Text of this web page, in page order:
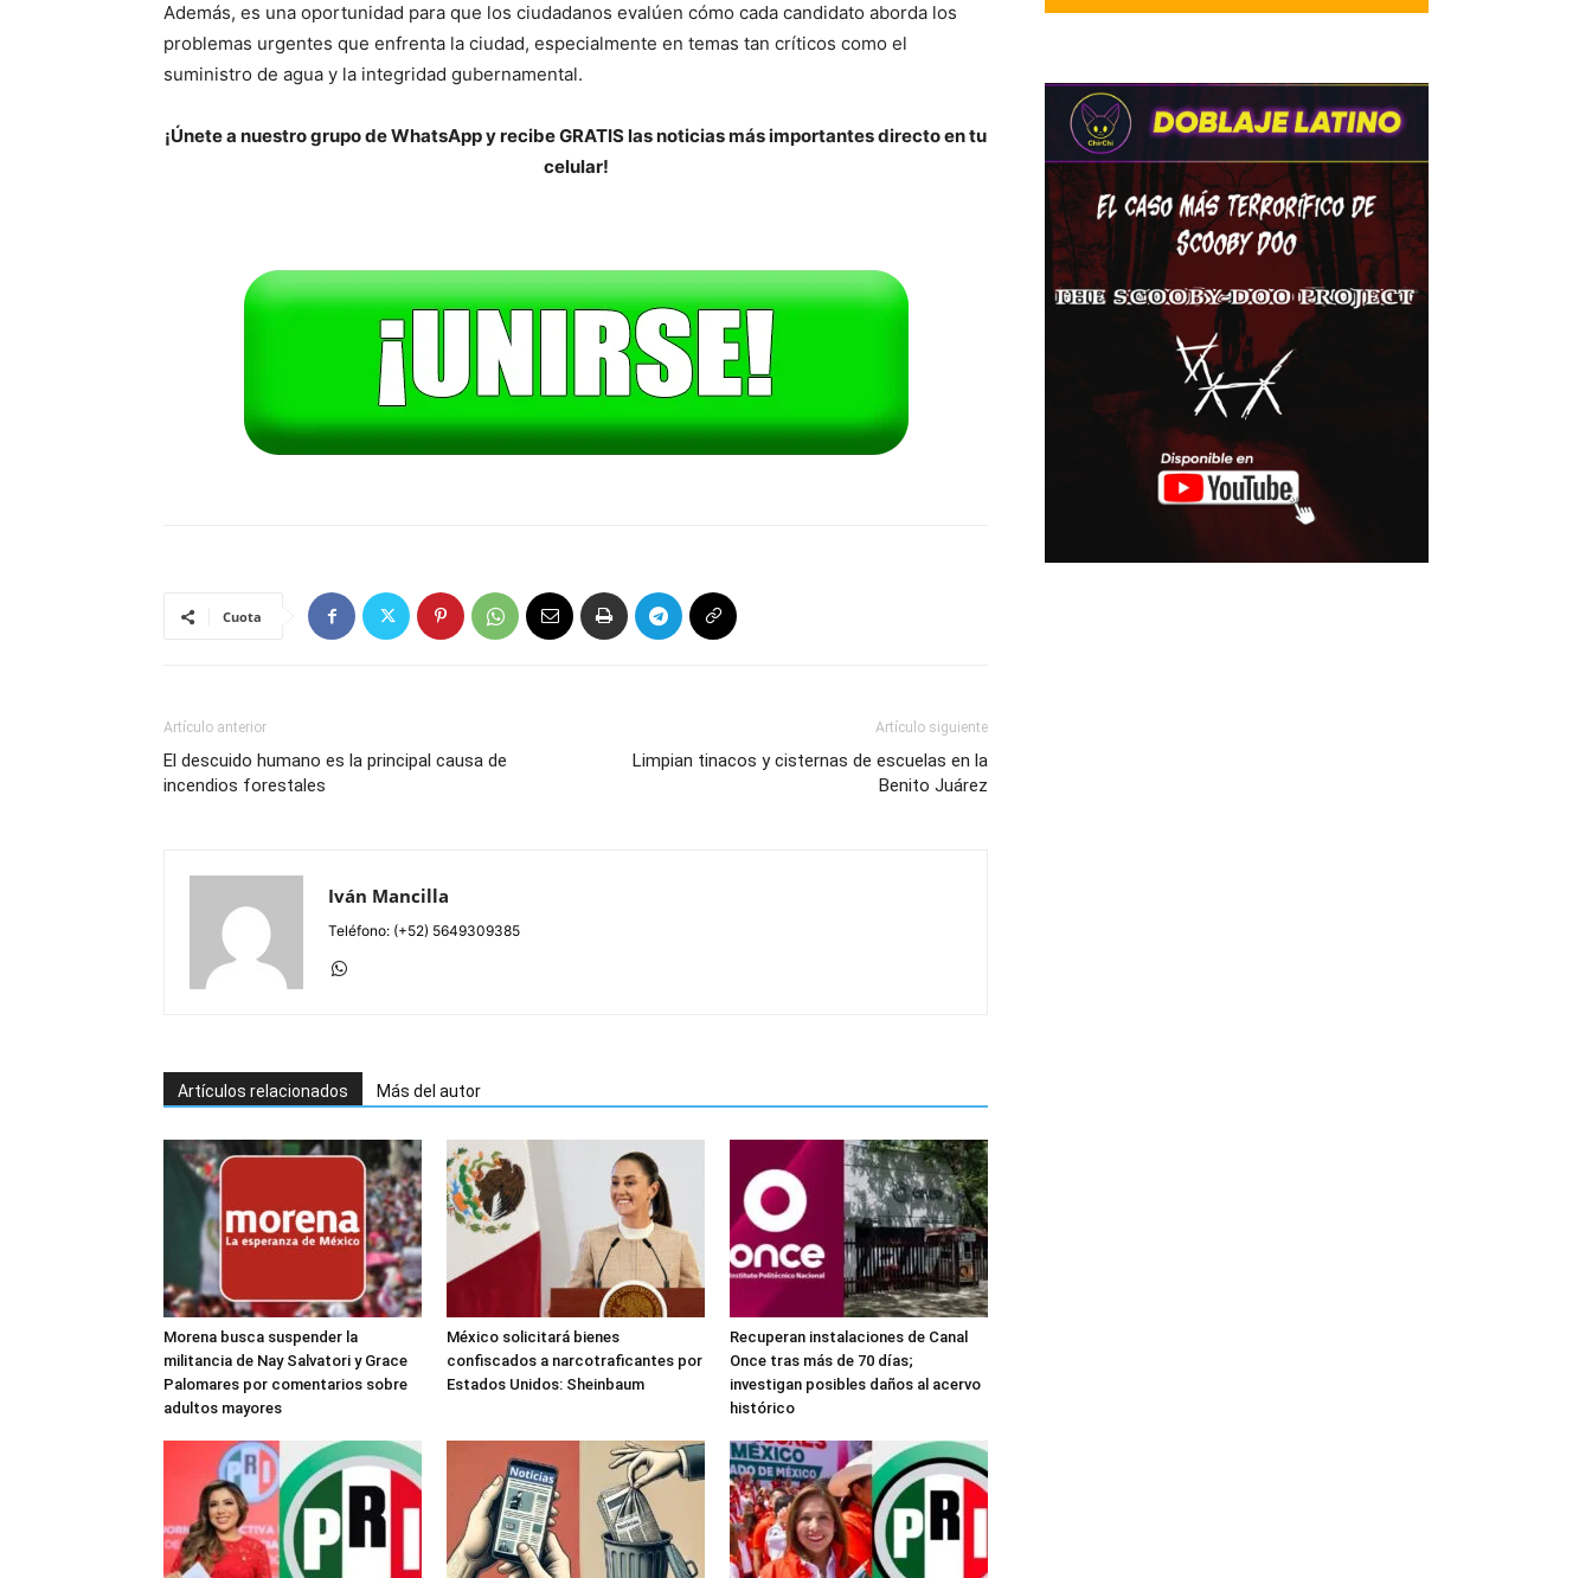
Además, es una oportunidad para que los ciudadanos evalúen cómo cada candidato aborda los
problemas urgentes que enfrenta la ciudad, especialmente en temas tan críticos como el
suministro de agua y la integridad gubernamental.
¡Únete a nuestro grupo de WhatsApp y recibe GRATIS las noticias más importantes directo en tu
celular!
Cuota
Artículo anterior
El descuido humano es la principal causa de
incendios forestales
Artículo siguiente
Limpian tinacos y cisternas de escuelas en la
Benito Juárez
Iván Mancilla
Teléfono: (+52) 5649309385
Artículos relacionados Más del autor
Morena busca suspender la
militancia de Nay Salvatori y Grace
Palomares por comentarios sobre
adultos mayores
México solicitará bienes
confiscados a narcotraficantes por
Estados Unidos: Sheinbaum
Recuperan instalaciones de Canal
Once tras más de 70 días;
investigan posibles daños al acervo
histórico